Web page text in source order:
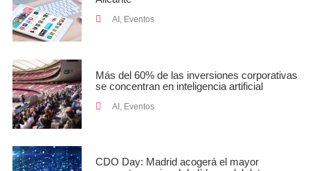
AI , Eventos
Más del 60% de las inversiones corporativas
se concentran en inteligencia artificial
AI Eventos
CDO Day: Madrid acogerá el mayor